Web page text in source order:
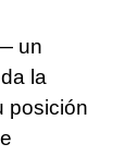
un
la
posición